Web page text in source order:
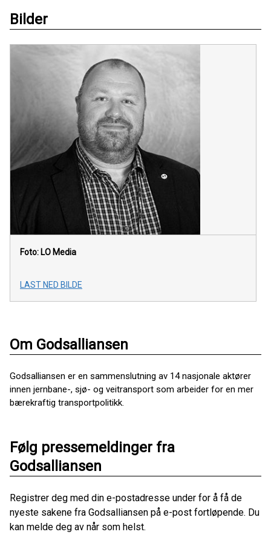
Bilder
Foto: LO Media
LAST NED BILDE
Om Godsalliansen
Godsalliansen er en sammenslutning av 14 nasjonale aktører
innen jernbane-, sjø- og veitransport som arbeider for en mer
bærekraftig transportpolitikk.
Følg pressemeldinger fra
Godsalliansen
Registrer deg med din e-postadresse under for å få de
nyeste sakene fra Godsalliansen på e-post fortløpende. Du
kan melde deg av når som helst.